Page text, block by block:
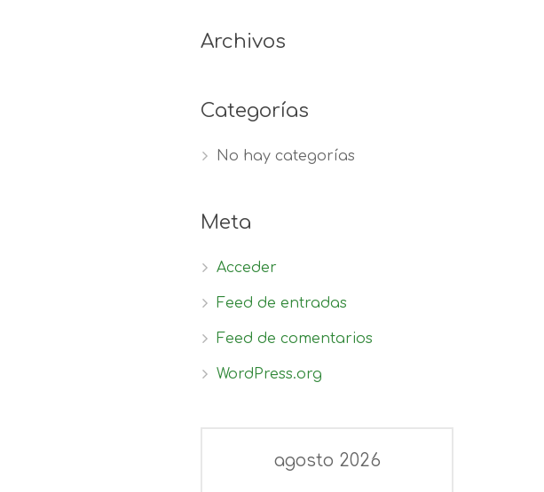
Archivos
Categorías
No hay categorías
Meta
Acceder
Feed de entradas
Feed de comentarios
WordPress.org
agosto 2026